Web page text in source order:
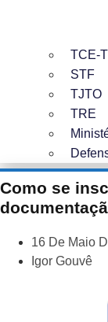
TCE-
STF
TJTO
TRE
Como se
16 De Maio
Igor Gouvê